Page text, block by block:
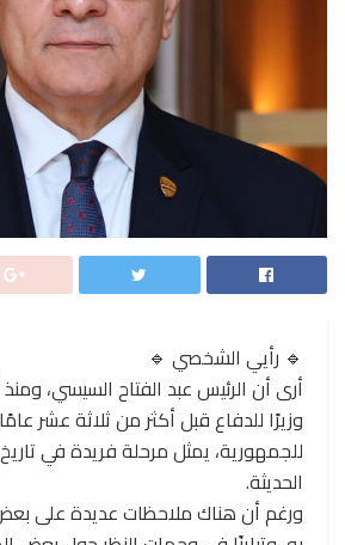
🔹 رأيي الشخصي 🔹
أرى أن الرئيس عبد الفتاح السيسي،
وزيرًا للدفاع قبل أكثر من ثلاثة عشر
للجمهورية، يمثل مرحلة فريدة في
الحديثة.
ورغم أن هناك ملاحظات عديدة على